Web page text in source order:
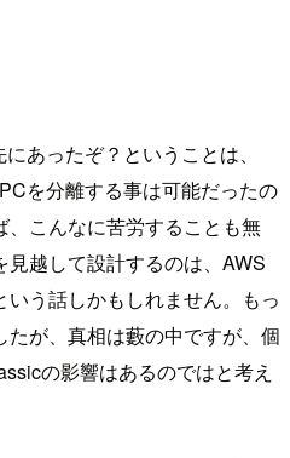
あったぞ？ということは、
を分離する事は可能だったの
こんなに苦労することも無
越して設計するのは、AWS
う話しかもしれません。もっ
が、真相は藪の中ですが、個
の影響はあるのではと考え